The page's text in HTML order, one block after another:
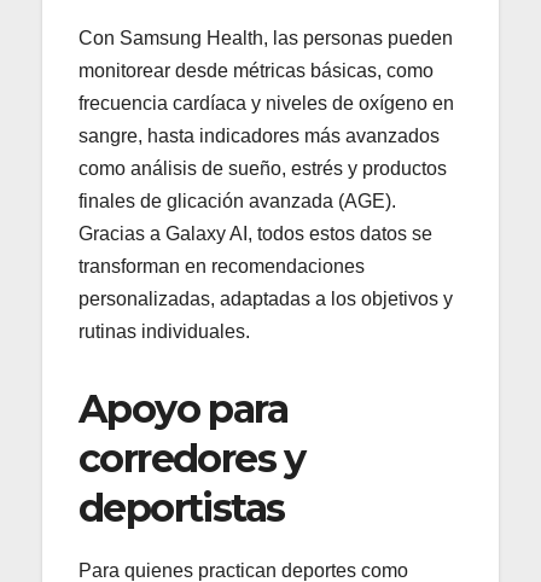
Con Samsung Health, las personas pueden
monitorear desde métricas básicas, como
frecuencia cardíaca y niveles de oxígeno en
sangre, hasta indicadores más avanzados
como análisis de sueño, estrés y productos
finales de glicación avanzada (AGE).
Gracias a Galaxy AI, todos estos datos se
transforman en recomendaciones
personalizadas, adaptadas a los objetivos y
rutinas individuales.
Apoyo para
corredores y
deportistas
Para quienes practican deportes como